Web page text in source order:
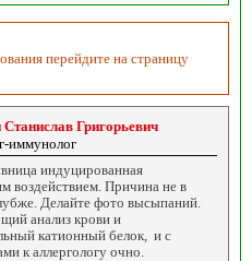
перейдите на страницу
Григорьевич
иммунолог
индуцированная
воздействием. Причина не в
Делайте фото высыпаний.
анализ крови и
катионный белок, и с
к аллергологу очно.